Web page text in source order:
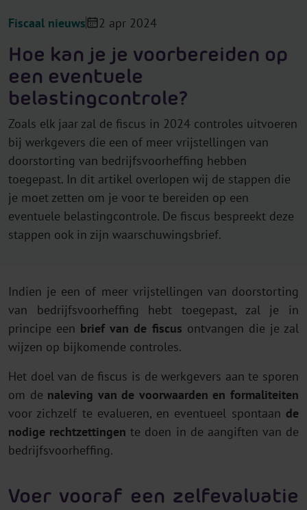
Fiscaal nieuws 2 apr 2024
Hoe kan je je voorbereiden op
een eventuele
belastingcontrole?
Zoals elk jaar zal de fiscus in 2024 controles uitvoeren
bij werkgevers die een of meer vrijstellingen van
doorstorting van bedrijfsvoorheffing hebben
toegepast. In dit artikel overlopen wij de stappen die
je moet zetten om je voor te bereiden op een
eventuele belastingcontrole. De fiscus bespreekt deze
stappen ook in zijn waarschuwingsbrief.
Indien je een of meer vrijstellingen van doorstorting
van bedrijfsvoorheffing hebt toegepast, zal je in
principe een brief van de fiscus ontvangen die je zal
wijzen op bijkomende controles.
Het doel van de fiscus is de werkgevers aan te sporen
om de naleving van de voorwaarden en formaliteiten
voor zichzelf te evalueren, en eventueel spontaan de
nodige rechtzettingen te doen in de aangiften van de
bedrijfsvoorheffing.
Voer vooraf een zelfevaluatie